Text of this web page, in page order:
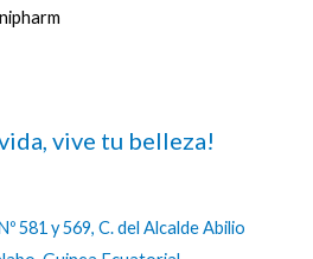
vive tu belleza!
581 y 569, C. del Alcalde Abilio